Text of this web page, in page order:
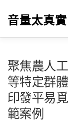
音量太真實
聚焦農人
等特定群
印發平易
範案例